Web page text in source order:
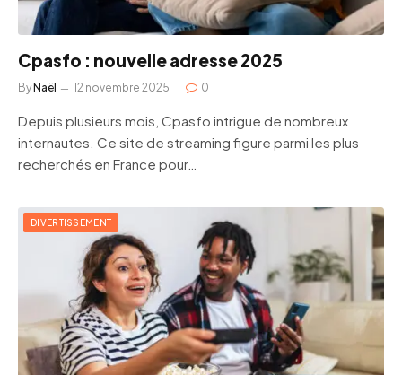
Cpasfo : nouvelle adresse 2025
ByNaël 12 novembre 2025 0
Depuis plusieurs mois, Cpasfo intrigue de nombreux
internautes. Ce site de streaming figure parmi les plus
recherchés en France pour…
DIVERTISSEMENT